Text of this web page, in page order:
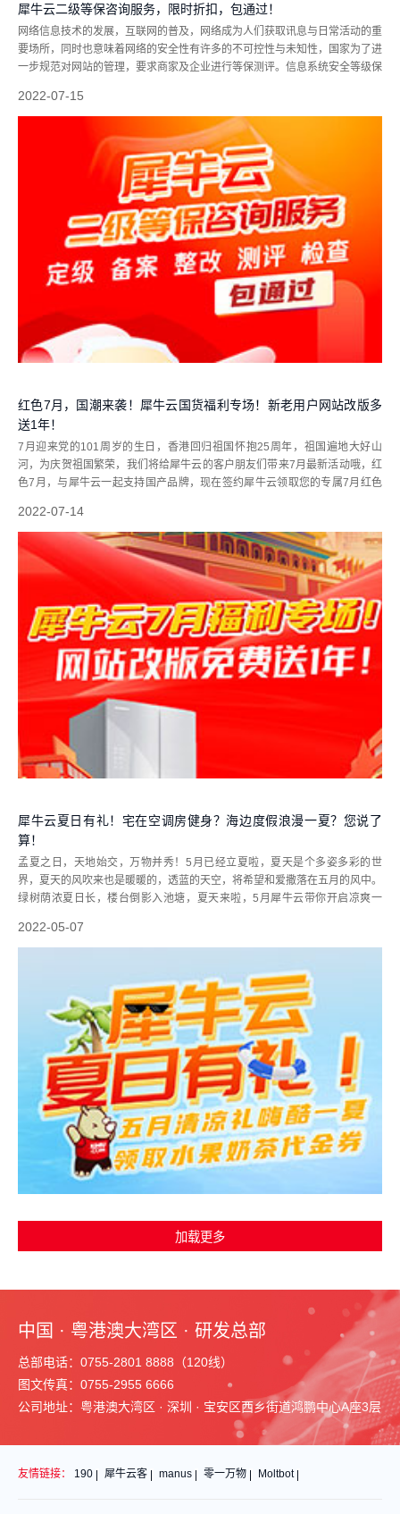
犀牛云二级等保咨询服务，限时折扣，包通过！
网络信息技术的发展，互联网的普及，网络成为人们获取讯息与日常活动的重
要场所，同时也意味着网络的安全性有许多的不可控性与未知性，国家为了进
一步规范对网站的管理，要求商家及企业进行等保测评。信息系统安全等级保
以及公开信息和存储、传输、处...
2022-07-15
红色7月，国潮来袭！犀牛云国货福利专场！新老用户网站改版多
送1年！
7月迎来党的101周岁的生日，香港回归祖国怀抱25周年，祖国遍地大好山
河，为庆贺祖国繁荣，我们将给犀牛云的客户朋友们带来7月最新活动哦，红
色7月，与犀牛云一起支持国产品牌，现在签约犀牛云领取您的专属7月红色
品牌方向来适配和引领发展潮流...
2022-07-14
犀牛云夏日有礼！宅在空调房健身？海边度假浪漫一夏？您说了
算！
孟夏之日，天地始交，万物并秀！5月已经立夏啦，夏天是个多姿多彩的世
界，夏天的风吹来也是暖暖的，透蓝的天空，将希望和爱撒落在五月的风中。
绿树荫浓夏日长，楼台倒影入池塘，夏天来啦，5月犀牛云带你开启凉爽一
约惊喜福利：签约回款3-10万，水...
2022-05-07
中国 · 粤港澳大湾区 · 研发总部
总部电话：0755-2801 8888（120线）
图文传真：0755-2955 6666
公司地址：粤港澳大湾区 · 深圳 · 宝安区西乡街道鸿鹏中心A座3层
友情链接： 190 犀牛云客 manus 零一万物 Moltbot